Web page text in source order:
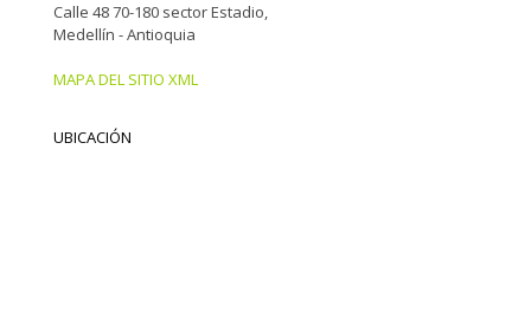
Calle 48 70-180 sector Estadio,
Medellín - Antioquia
MAPA DEL SITIO XML
UBICACIÓN